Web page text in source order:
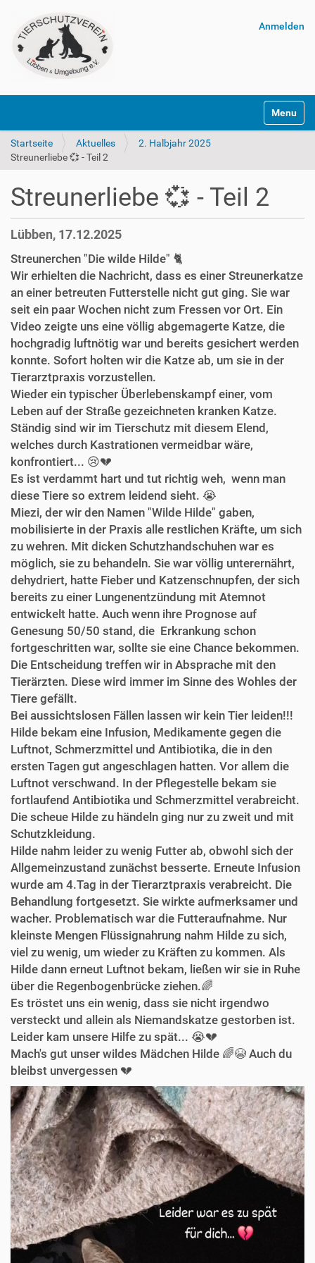
Anmelden
Startseite Aktuelles
2. Halbjahr 2025
Streunerliebe 💞 - Teil 2
Streunerliebe 💞 - Teil 2
Lübben, 17.12.2025
Streunerchen "Die wilde Hilde" 🐈‍
Wir erhielten die Nachricht, dass es einer Streunerkatze
an einer betreuten Futterstelle nicht gut ging. Sie war
seit ein paar Wochen nicht zum Fressen vor Ort. Ein
Video zeigte uns eine völlig abgemagerte Katze, die
hochgradig luftnötig war und bereits gesichert werden
konnte. Sofort holten wir die Katze ab, um sie in der
Tierarztpraxis vorzustellen.
Wieder ein typischer Überlebenskampf einer, vom
Leben auf der Straße gezeichneten kranken Katze.
Ständig sind wir im Tierschutz mit diesem Elend,
welches durch Kastrationen vermeidbar wäre,
konfrontiert... 😢💔
Es ist verdammt hart und tut richtig weh, wenn man
diese Tiere so extrem leidend sieht. 😭
Miezi, der wir den Namen "Wilde Hilde" gaben,
mobilisierte in der Praxis alle restlichen Kräfte, um sich
zu wehren. Mit dicken Schutzhandschuhen war es
möglich, sie zu behandeln. Sie war völlig unterernährt,
dehydriert, hatte Fieber und Katzenschnupfen, der sich
bereits zu einer Lungenentzündung mit Atemnot
entwickelt hatte. Auch wenn ihre Prognose auf
Genesung 50/50 stand, die Erkrankung schon
fortgeschritten war, sollte sie eine Chance bekommen.
Die Entscheidung treffen wir in Absprache mit den
Tierärzten. Diese wird immer im Sinne des Wohles der
Tiere gefällt.
Bei aussichtslosen Fällen lassen wir kein Tier leiden!!!
Hilde bekam eine Infusion, Medikamente gegen die
Luftnot, Schmerzmittel und Antibiotika, die in den
ersten Tagen gut angeschlagen hatten. Vor allem die
Luftnot verschwand. In der Pflegestelle bekam sie
fortlaufend Antibiotika und Schmerzmittel verabreicht.
Die scheue Hilde zu händeln ging nur zu zweit und mit
Schutzkleidung.
Hilde nahm leider zu wenig Futter ab, obwohl sich der
Allgemeinzustand zunächst besserte. Erneute Infusion
wurde am 4.Tag in der Tierarztpraxis verabreicht. Die
Behandlung fortgesetzt. Sie wirkte aufmerksamer und
wacher. Problematisch war die Futteraufnahme. Nur
kleinste Mengen Flüssignahrung nahm Hilde zu sich,
viel zu wenig, um wieder zu Kräften zu kommen. Als
Hilde dann erneut Luftnot bekam, ließen wir sie in Ruhe
über die Regenbogenbrücke ziehen.🌈
Es tröstet uns ein wenig, dass sie nicht irgendwo
versteckt und allein als Niemandskatze gestorben ist.
Leider kam unsere Hilfe zu spät... 😭💔
Mach's gut unser wildes Mädchen Hilde 🌈😭 Auch du
bleibst unvergessen 💔